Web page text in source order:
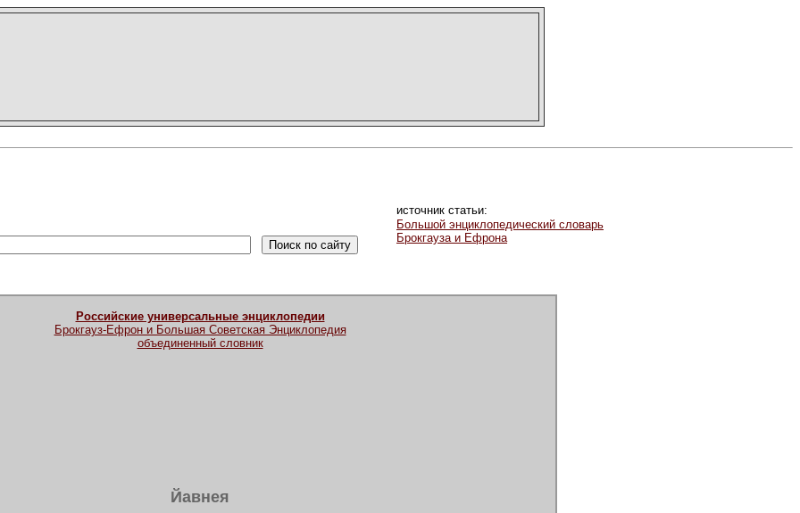
источник статьи:
Большой энциклопедический словарь
Брокгауза и Ефрона
Российские универсальные энциклопедии
Брокгауз-Ефрон и Большая Советская Энциклопедия
объединенный словник
Йавнея